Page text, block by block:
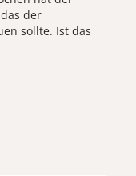
der
sollte. Ist das